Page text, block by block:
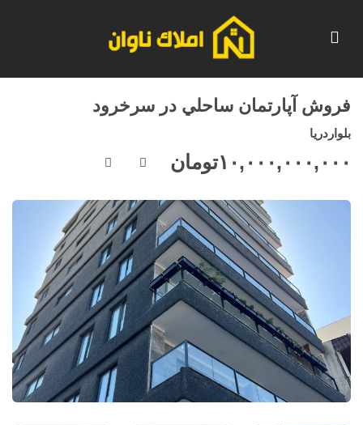
فروش آپارتمان ساحلي در سرخرود
بلواردريا
۱۰,۰۰۰,۰۰۰,۰۰۰تومان